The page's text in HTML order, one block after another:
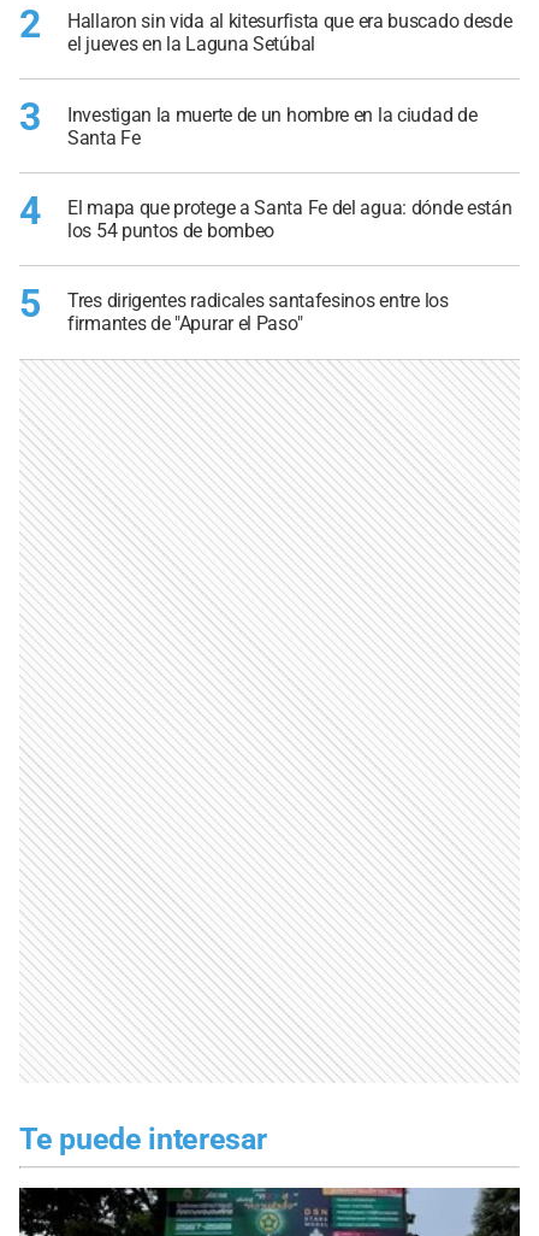
2
Hallaron sin vida al kitesurfista que era buscado desde
el jueves en la Laguna Setúbal
3
Investigan la muerte de un hombre en la ciudad de
Santa Fe
4
El mapa que protege a Santa Fe del agua: dónde están
los 54 puntos de bombeo
5
Tres dirigentes radicales santafesinos entre los
firmantes de "Apurar el Paso"
Te puede interesar